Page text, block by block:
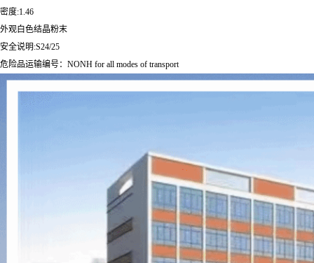
密度:1.46
外观白色结晶粉末
安全说明:S24/25
危险品运输编号：NONH for all modes of transport